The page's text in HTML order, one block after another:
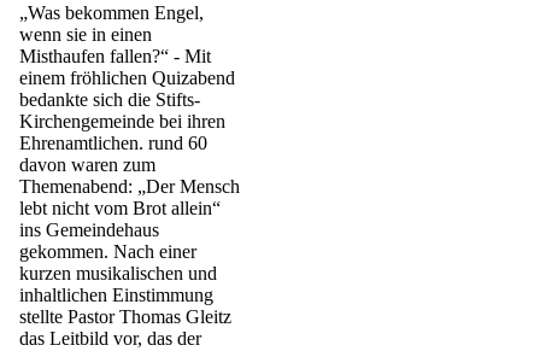
„Was bekommen Engel,
wenn sie in einen
Misthaufen fallen?“ - Mit
einem fröhlichen Quizabend
bedankte sich die Stifts-
Kirchengemeinde bei ihren
Ehrenamtlichen. rund 60
davon waren zum
Themenabend: „Der Mensch
lebt nicht vom Brot allein“
ins Gemeindehaus
gekommen. Nach einer
kurzen musikalischen und
inhaltlichen Einstimmung
stellte Pastor Thomas Gleitz
das Leitbild vor, das der